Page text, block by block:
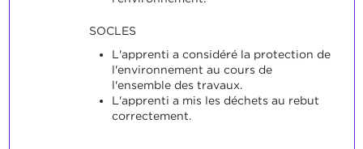
SOCLES
L'apprenti a considéré la protection de
l'environnement au cours de
l'ensemble des travaux.
L'apprenti a mis les déchets au rebut
correctement.